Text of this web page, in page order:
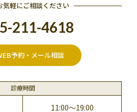
気軽にご相談ください
211-4618
予約・メール相談
診療時間
11:00～19:00